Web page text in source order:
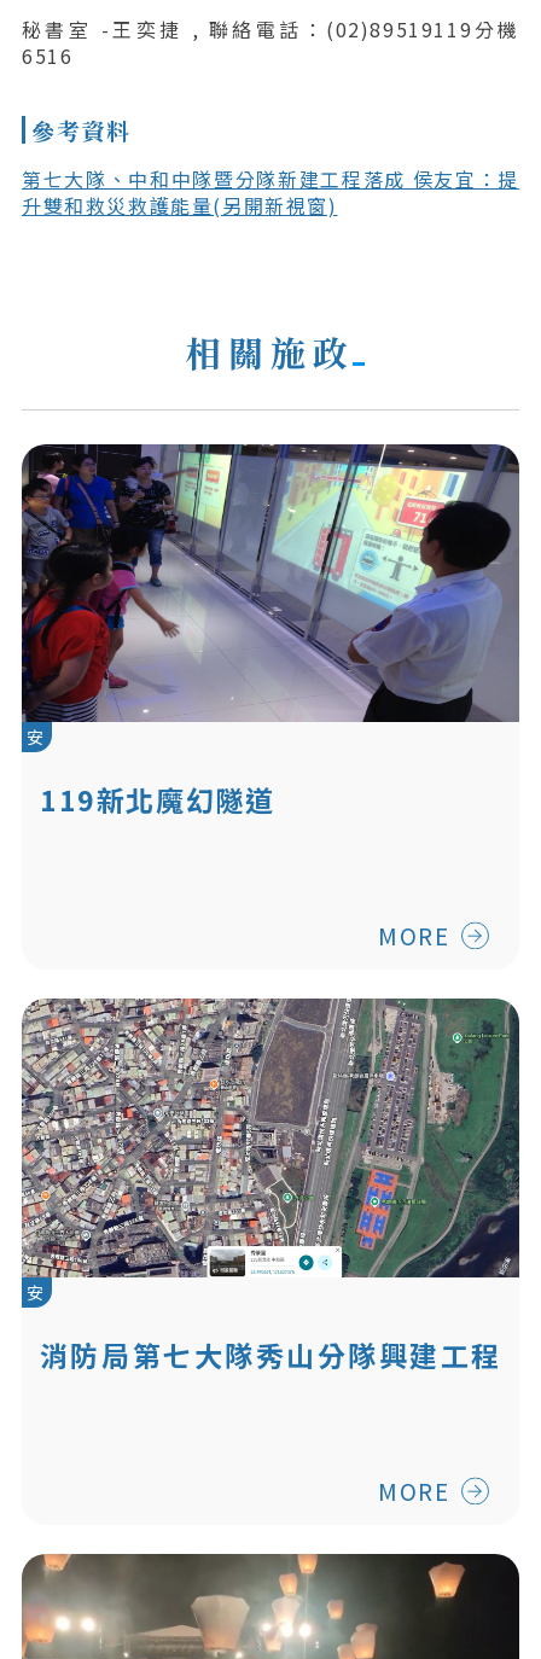
秘書室 -王奕捷 , 聯絡電話：(02)89519119分機
6516
參考資料
第七大隊、中和中隊暨分隊新建工程落成 侯友宜：提
升雙和救災救護能量(另開新視窗)
相關施政
安
119新北魔幻隧道
MORE
安
消防局第七大隊秀山分隊興建工程
MORE